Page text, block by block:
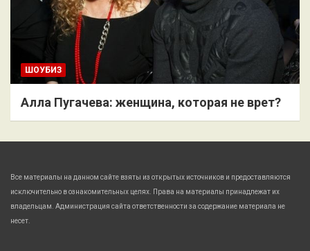
ШОУБИЗ
Алла Пугачева: женщина, которая не врет?
Все материалы на данном сайте взяты из открытых источников и предоставляются
исключительно в ознакомительных целях. Права на материалы принадлежат их
владельцам. Администрация сайта ответственности за содержание материала не
несет.